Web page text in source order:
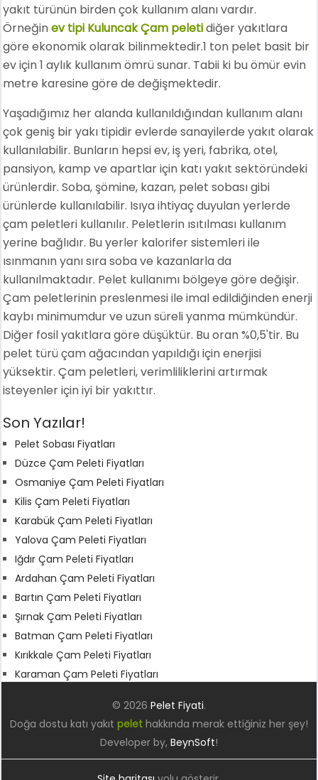
yakıt türünün birden çok kullanım alanı vardır.
Örneğinev tipi Kuluncak Çam peletidiğer yakıtlara
göre ekonomik olarak bilinmektedir.1 ton pelet basit bir
ev için 1 aylık kullanım ömrü sunar. Tabii ki bu ömür evin
metre karesine göre de değişmektedir.
Yaşadığımız her alanda kullanıldığından kullanım alanı
çok geniş bir yakı tipidir evlerde sanayilerde yakıt olarak
kullanılabilir. Bunların hepsi ev, iş yeri, fabrika, otel,
pansiyon, kamp ve apartlar için katı yakıt sektöründeki
ürünlerdir. Soba, şömine, kazan, pelet sobası gibi
ürünlerde kullanılabilir. Isıya ihtiyaç duyulan yerlerde
çam peletleri kullanılır. Peletlerin ısıtılması kullanım
yerine bağlıdır. Bu yerler kalorifer sistemleri ile
ısınmanın yanı sıra soba ve kazanlarla da
kullanılmaktadır. Pelet kullanımı bölgeye göre değişir.
Çam peletlerinin preslenmesi ile imal edildiğinden enerji
kaybı minimumdur ve uzun süreli yanma mümkündür.
Diğer fosil yakıtlara göre düşüktür. Bu oran %0,5'tir. Bu
pelet türü çam ağacından yapıldığı için enerjisi
yüksektir. Çam peletleri, verimliliklerini artırmak
isteyenler için iyi bir yakıttır.
Son Yazılar!
Pelet Sobası Fiyatları
Düzce Çam Peleti Fiyatları
Osmaniye Çam Peleti Fiyatları
Kilis Çam Peleti Fiyatları
Karabük Çam Peleti Fiyatları
Yalova Çam Peleti Fiyatları
Iğdır Çam Peleti Fiyatları
Ardahan Çam Peleti Fiyatları
Bartın Çam Peleti Fiyatları
Şırnak Çam Peleti Fiyatları
Batman Çam Peleti Fiyatları
Kırıkkale Çam Peleti Fiyatları
Karaman Çam Peleti Fiyatları
© 2026 Pelet Fiyati.
Doğa dostu katı yakıt pelethakkında merak ettiğiniz her şey!
Developer by, BeynSoft!